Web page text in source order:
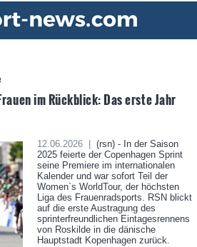
im Rückblick: Das erste Jahr
12.06.2026 |
(rsn) - In der Saison
2025 feierte der Copenhagen Sprint
seine Premiere im internationalen
Kalender und war sofort Teil der
Women`s WorldTour, der höchsten
Liga des Frauenradsports. RSN blickt
auf die erste Austragung des
sprinterfreundlichen Eintagesrennens
von Roskilde in die dänische
Hauptstadt Kopenhagen zurück.